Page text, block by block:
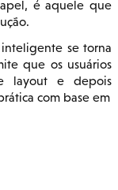
é aquele que
se torna
que os usuários
layout e depois
com base em